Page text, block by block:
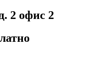
2 офис 2